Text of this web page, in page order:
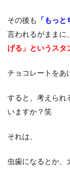
その後も 「もっと
言われるがままに、
げる」というスタ
チョコレートをあ
すると、考えられ
いますか？笑
それは、
虫歯になるとか、